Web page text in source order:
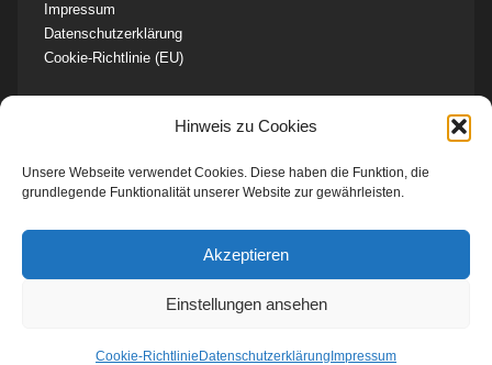
Hinweis zu Cookies
Unsere Webseite verwendet Cookies. Diese haben die Funktion, die
grundlegende Funktionalität unserer Website zur gewährleisten.
Akzeptieren
Einstellungen ansehen
Cookie-Richtlinie Datenschutzerklärung Impressum
Impressum
Datenschutzerklärung
Cookie-Richtlinie (EU)
Unser Team kontaktieren
Zur Vortragsreihe anmelden
Artikel unserer Fachtage ansehen